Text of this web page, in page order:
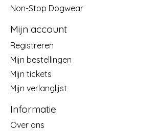
Non-Stop Dogwear
Mijn account
Registreren
Mijn bestellingen
Mijn tickets
Mijn verlanglijst
Informatie
Over ons